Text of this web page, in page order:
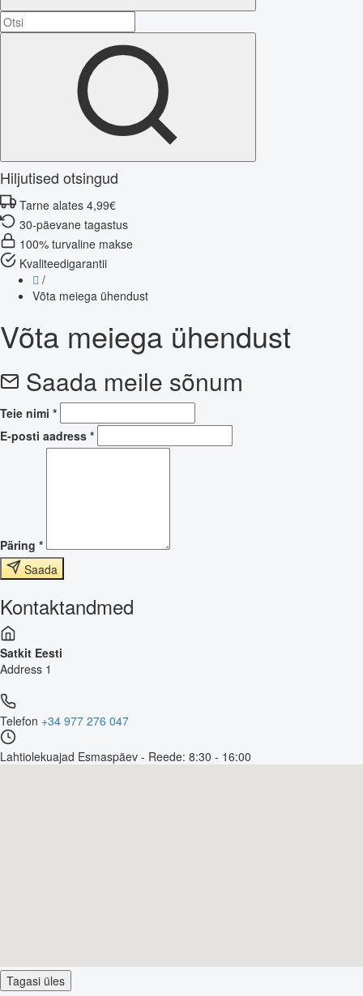
Hiljutised otsingud
Tarne alates 4,99€
30-päevane tagastus
100% turvaline makse
Kvaliteedigarantii
/
Võta meiega ühendust
Võta meiega ühendust
Saada meile sõnum
Teie nimi *
E-posti aadress *
Päring *
Saada
Kontaktandmed
Satkit Eesti
Address 1
Telefon +34 977 276 047
Lahtiolekuajad Esmaspäev - Reede: 8:30 - 16:00
Tagasi üles